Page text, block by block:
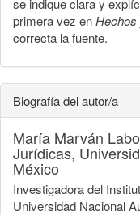
se indique clara y
primera vez enHechos
correcta la fuente.
Biografía del autor/a
María Marván
Jurídicas,
México
Investigadora del
Universidad Nacional